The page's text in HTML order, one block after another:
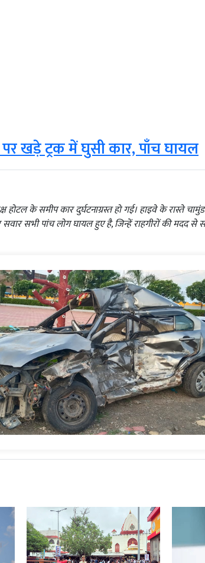
पर खड़े ट्रक में घुसी कार, पाँच घायल
होटल के समीप कार दुर्घटनाग्रस्त हो गई। हाइवे के रास्ते
सभी पांच लोग घायल हुए है, जिन्हें राहगीरों की मदद से